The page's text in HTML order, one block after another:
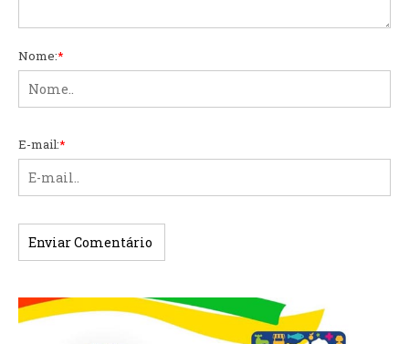
Nome:*
E-mail:*